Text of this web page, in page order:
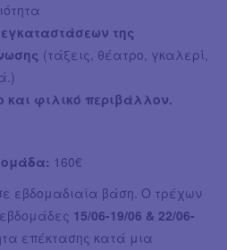
της
(τάξεις, θέατρο, γκαλερί,
φιλικό περιβάλλον.
160€
εβδομαδιαία βάση. Ο τρέχων
15/06-19/06 & 22/06-
επέκτασης κατά μια